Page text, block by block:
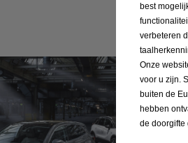
best
verbeteren
Onze
voor u zijn.
buiten de
hebben
de doorgifte